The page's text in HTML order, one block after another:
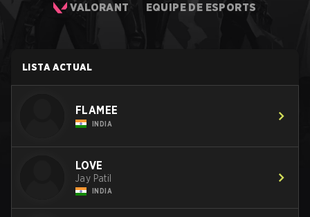
VALORANT EQUIPE DE ESPORTS
LISTA ACTUAL
FLAMEE
INDIA
LOVE
Jay Patil
INDIA